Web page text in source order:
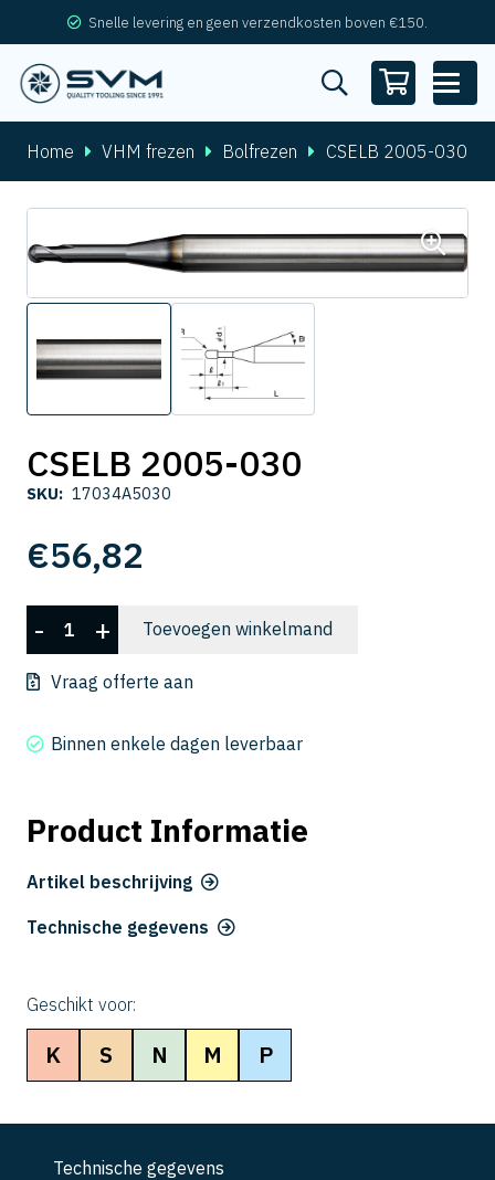
Snelle levering en geen verzendkosten boven €150.
Home VHM frezen Bolfrezen CSELB 2005-030
CSELB 2005-030
SKU: 17034A5030
€56,82
CSELB
2005-
030
- + Toevoegen winkelmand
Vraag offerte aan
Binnen enkele dagen leverbaar
Product Informatie
Artikel beschrijving
Technische gegevens
Geschikt voor:
K S N M P
Technische gegevens